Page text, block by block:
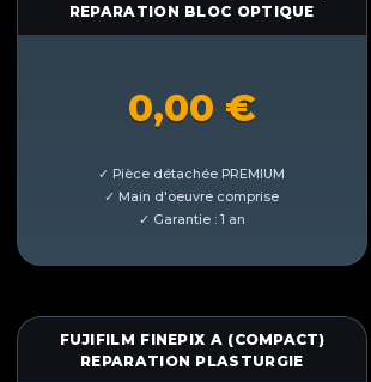
REPARATION BLOC OPTIQUE
0,00 €
FUJIFILM FINEPIX A (COMPACT)
REPARATION PLASTURGIE